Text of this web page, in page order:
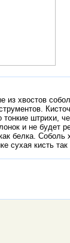
из хвостов
тонкие штрихи,
и не будет
белка.
сухая кисть